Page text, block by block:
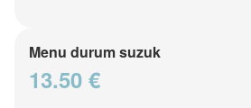
Menu durum suzuk
13.50 €